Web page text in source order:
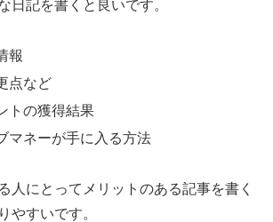
日記を書くと良いです。
報
点など
トの獲得結果
マネーが手に入る方法
人にとってメリットのある記事を書く
やすいです。